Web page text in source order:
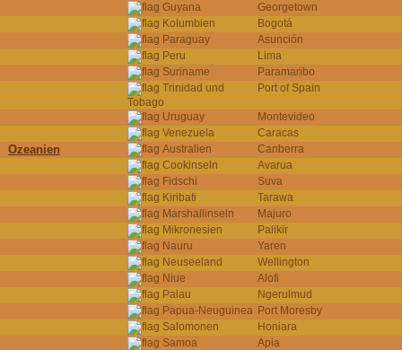
Guyana
Georgetown
Kolumbien
Bogotá
Paraguay
Asunción
Peru
Lima
Suriname
Paramaribo
Trinidad und
Tobago
Port of Spain
Uruguay
Montevideo
Venezuela
Caracas
Ozeanien Australien
Canberra
Cookinseln
Avarua
Fidschi
Suva
Kiribati
Tarawa
Marshallinseln
Majuro
Mikronesien
Palikir
Nauru
Yaren
Neuseeland
Wellington
Niue
Alofi
Palau
Ngerulmud
Papua-Neuguinea Port Moresby
Salomonen
Honiara
Samoa
Apia